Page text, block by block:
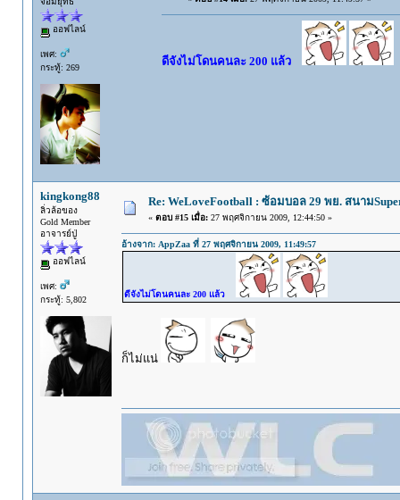
ออฟไลน์
เพศ:
กระทู้: 269
ดีจังไม่โดนคนละ 200 แล้ว
kingkong88
ลิ่วล้อของ
Gold Member
อาจารย์ปู่
ออฟไลน์
เพศ:
กระทู้: 5,802
Re: WeLoveFootball : ซ้อมบอล 29 พย. สนาม
« ตอบ #15 เมื่อ:27 พฤศจิกายน 2009, 12:44:50 »
อ้างจาก: AppZaa ที่ 27 พฤศจิกายน 2009, 11:49:57
ดีจังไม่โดนคนละ 200 แล้ว
ก็ไม่แน่